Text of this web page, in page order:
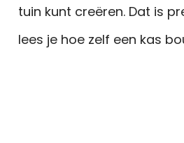
tuin kunt creëren. Dat is
lees je hoe zelf een kas